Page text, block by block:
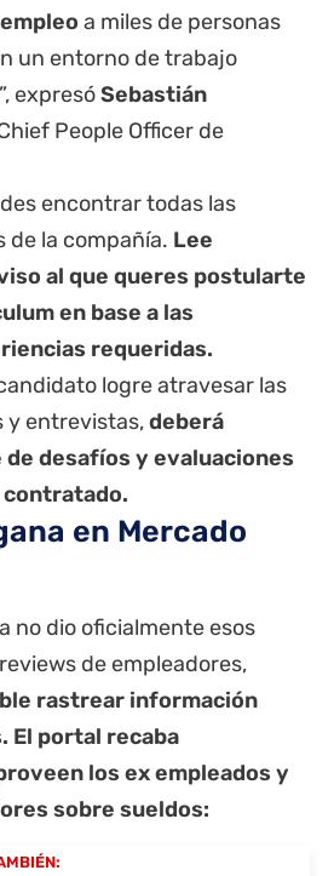
a miles de personas
un entorno de trabajo
expresóSebastián
People Officer de
encontrar todas las
de la compañía. Lee
al que queres postularte
en base a las
requeridas.
logre atravesar las
y entrevistas,deberá
desafíos y evaluaciones
en Mercado
no dio oficialmente esos
de empleadores,
rastrear información
El portal recaba
los ex empleados y
sobre sueldos: